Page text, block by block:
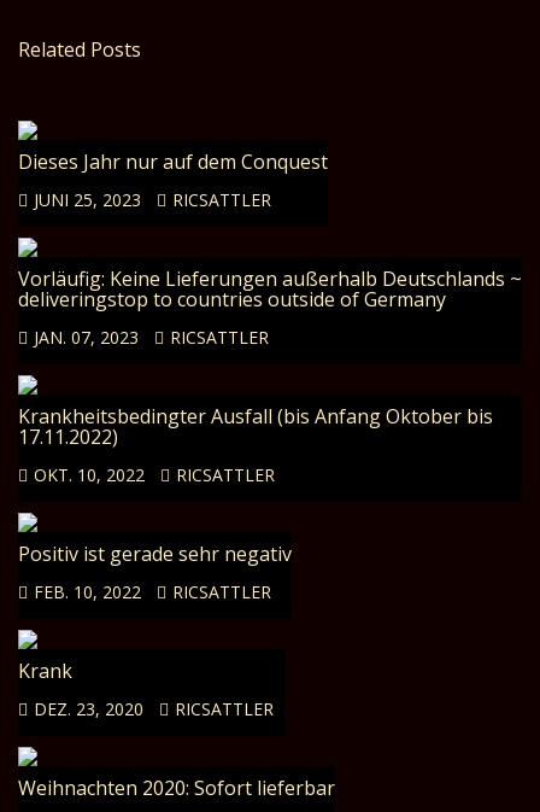
Related Posts
Dieses Jahr nur auf dem Conquest
JUNI 25, 2023 RICSATTLER
Vorläufig: Keine Lieferungen außerhalb Deutschlands ~
deliveringstop to countries outside of Germany
JAN. 07, 2023 RICSATTLER
Krankheitsbedingter Ausfall (bis Anfang Oktober bis
17.11.2022)
OKT. 10, 2022 RICSATTLER
Positiv ist gerade sehr negativ
FEB. 10, 2022 RICSATTLER
Krank
DEZ. 23, 2020 RICSATTLER
Weihnachten 2020: Sofort lieferbar